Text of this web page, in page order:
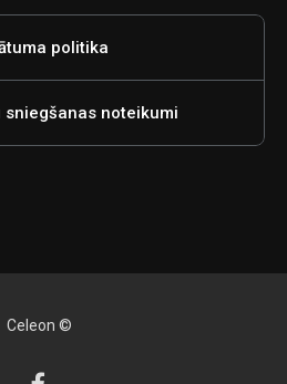
politika
sniegšanas noteikumi
Celeon ©